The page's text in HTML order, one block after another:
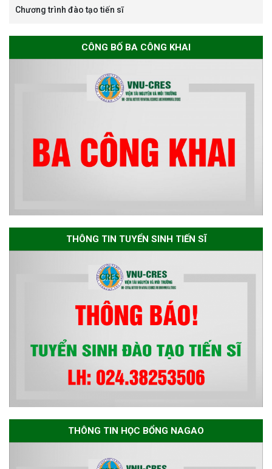
Thông báo chương trình học
bổng Nagao tại Việt Nam năm
ban chuyên môn đánh giá hồ
sơ chuyên môn cho các thí sinh
dự tuyển nghiên cứu sinh đợt 1
Thông báo danh sách thí sinh
đủ điều kiện dự tuyển Chương
trình đào tạo tiến sĩ chuyên
ngành Môi trường và phát triển
bền vững đợt 1 năm 2026
Chương trình đào tạo tiến sĩ
CÔNG BỐ BA CÔNG KHAI
THÔNG TIN TUYỂN SINH TIẾN SĨ
THÔNG TIN HỌC BỔNG NAGAO